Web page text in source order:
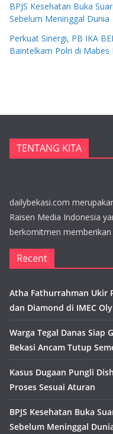
BPJS Kesehatan Buka
Sebelum Meninggal Dunia
Perkuat Sinergi, PB IKA
Baintelkam Polri di Mabes
TENTANG KITA
dailybekasi.com
Raisen Media Indonesia
berkomitmen
Recent
Atha Fathurrahman Ukir
dan Diamond di IMEC
Warga Tegal Danas Siap
Bekasi Ancam Tutup
Kasus Dugaan Pungli
Proses Sesuai Aturan
BPJS Kesehatan Buka
Sebelum Meninggal